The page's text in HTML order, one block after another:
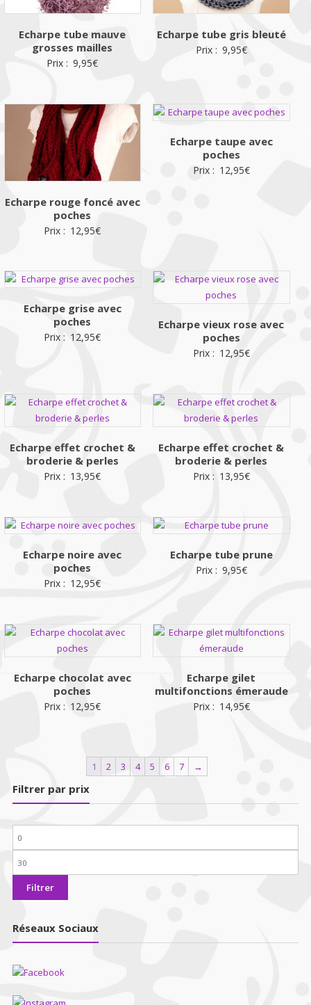
Echarpe tube mauve
grosses mailles
Prix : 9,95€
Echarpe tube gris bleuté
Prix : 9,95€
Echarpe rouge foncé avec
poches
Prix : 12,95€
Echarpe taupe avec
poches
Prix : 12,95€
Echarpe grise avec
poches
Prix : 12,95€
Echarpe vieux rose avec
poches
Prix : 12,95€
Echarpe effet crochet &
broderie & perles
Prix : 13,95€
Echarpe effet crochet &
broderie & perles
Prix : 13,95€
Echarpe noire avec
poches
Prix : 12,95€
Echarpe tube prune
Prix : 9,95€
Echarpe chocolat avec
poches
Prix : 12,95€
Echarpe gilet
multifonctions émeraude
Prix : 14,95€
1 2 3 4 5 6 7 →
Filtrer par prix
Prix
min
Prix
max
Filtrer
Réseaux Sociaux